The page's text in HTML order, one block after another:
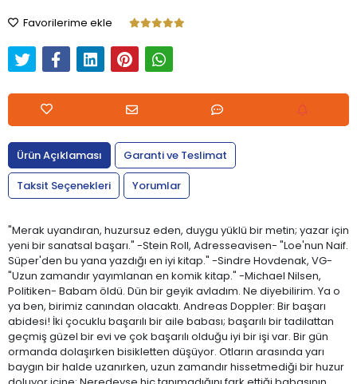
Favorilerime ekle
Ürün Açıklaması
Garanti ve Teslimat
Taksit Seçenekleri
Yorumlar
"Merak uyandıran, huzursuz eden, duygu yüklü bir metin; yazar için
yeni bir sanatsal başarı." -Stein Roll, Adresseavisen- "Loe'nun Naif.
Süper'den bu yana yazdığı en iyi kitap." -Sindre Hovdenak, VG-
"Uzun zamandır yayımlanan en komik kitap." -Michael Nilsen,
Politiken- Babam öldü. Dün bir geyik avladım. Ne diyebilirim. Ya o
ya ben, birimiz canından olacaktı. Andreas Doppler: Bir başarı
abidesi! İki çocuklu başarılı bir aile babası; başarılı bir tadilattan
geçmiş güzel bir evi ve çok başarılı olduğu iyi bir işi var. Bir gün
ormanda dolaşırken bisikletten düşüyor. Otların arasında yarı
baygın bir halde uzanırken, uzun zamandır hissetmediği bir huzur